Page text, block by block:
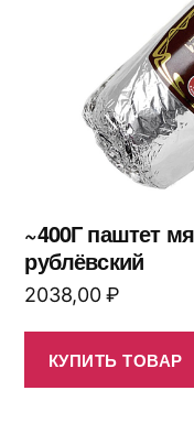
~400Г паштет
рублёвский
2038,00₽
КУПИТЬ ТОВАР